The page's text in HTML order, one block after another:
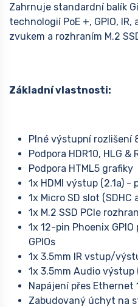
Zahrnuje standardní balík
technologií PoE +, GPIO,
zvukem a rozhraním M.2
Základní vlastnosti:
Plné výstupní rozlišení
Podpora HDR10, HLG
Podpora HTML5 grafiky
1x HDMI výstup (2.1a) -
1x Micro SD slot (SDHC
1x M.2 SSD PCIe
1x 12-pin Phoenix
GPIOs
1x 3.5mm IR vstup/
1x 3.5mm Audio výstup
Napájení přes Ethernet
Zabudovaný úchyt na